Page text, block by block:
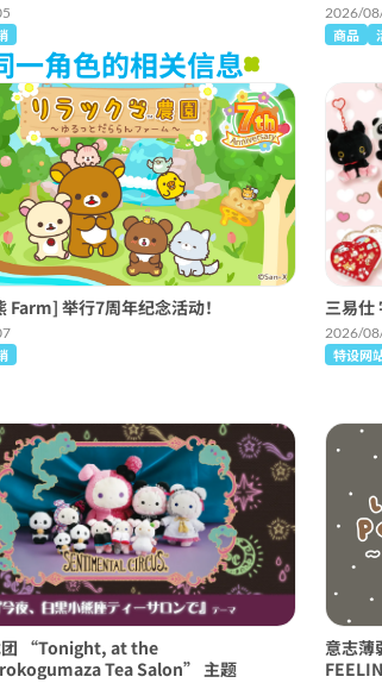
2026/
商品
一角色的相关信息
Farm] 举行7周年纪念活动！ 三易
2026/
特设网
团 “Tonight, at the
Tea Salon” 主题
意志薄